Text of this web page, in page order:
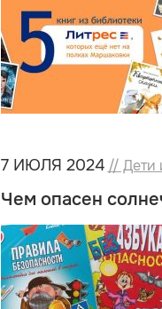
7 ИЮЛЯ 2024 // Дети
Чем опасен